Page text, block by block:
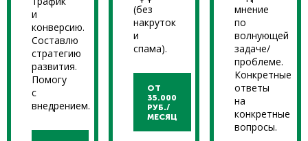
и
конверсию.
Составлю
стратегию
развития.
Помогу
с
внедрением.
(без
накруток
и
спама).
ОТ
35.000
РУБ./
МЕСЯЦ
мнение
по
волнующей
задаче/
проблеме.
Конкретные
ответы
на
конкретные
вопросы.